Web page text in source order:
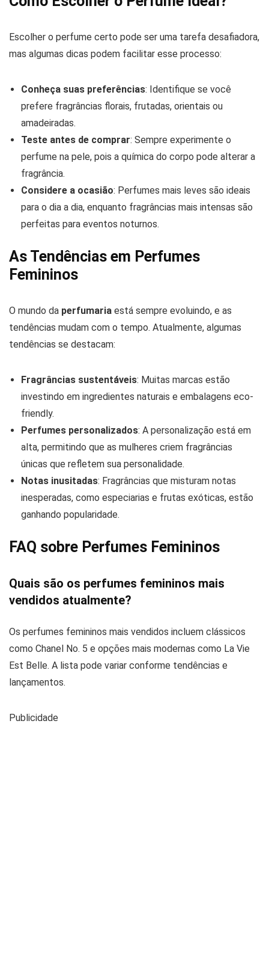
Escolher o perfume certo pode ser uma tarefa desafiadora,
mas algumas dicas podem facilitar esse processo:
Conheça suas preferências: Identifique se você
prefere fragrâncias florais, frutadas, orientais ou
amadeiradas.
Teste antes de comprar: Sempre experimente o
perfume na pele, pois a química do corpo pode alterar a
fragrância.
Considere a ocasião: Perfumes mais leves são ideais
para o dia a dia, enquanto fragrâncias mais intensas são
perfeitas para eventos noturnos.
As Tendências em Perfumes
Femininos
O mundo da perfumaria está sempre evoluindo, e as
tendências mudam com o tempo. Atualmente, algumas
tendências se destacam:
Fragrâncias sustentáveis: Muitas marcas estão
investindo em ingredientes naturais e embalagens eco-
friendly.
Perfumes personalizados: A personalização está em
alta, permitindo que as mulheres criem fragrâncias
únicas que refletem sua personalidade.
Notas inusitadas: Fragrâncias que misturam notas
inesperadas, como especiarias e frutas exóticas, estão
ganhando popularidade.
FAQ sobre Perfumes Femininos
Quais são os perfumes femininos mais
vendidos atualmente?
Os perfumes femininos mais vendidos incluem clássicos
como Chanel No. 5 e opções mais modernas como La Vie
Est Belle. A lista pode variar conforme tendências e
lançamentos.
Publicidade